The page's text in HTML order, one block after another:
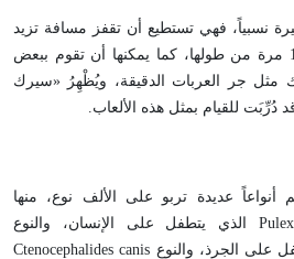
نسبياً، فهي تستطيع أن تقفز مسافة تزيد
على 35 سم؛ أي نحو 70- 100 مرة من طولها، كما يمكنها أن تقوم ببعض
مثل جر العربات الدقيقة، ويُظْهِرُ «سيرك
دُرِّبَت للقيام بمثل هذه الألعاب.
أنواعاً عديدة تربو على الألف نوع، منها
البرغوث المُخَرِّش Pulex irritans الذي يتطفل على الإنسان، والنوع
Xenopsylla cheopis الذي يتطفل على الجرذ، والنوع Ctenocephalides canis